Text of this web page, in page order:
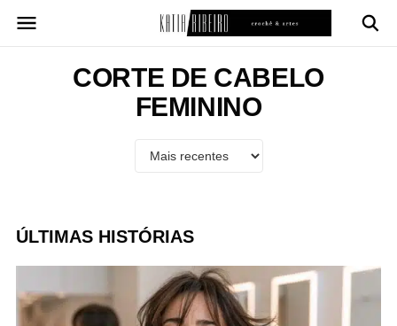
para
CORTE DE CABELO
FEMININO
ÚLTIMAS HISTÓRIAS